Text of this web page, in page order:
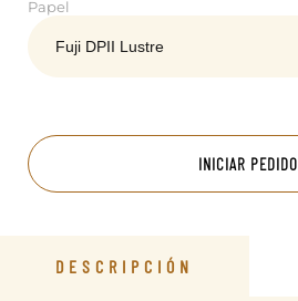
Papel
INICIAR PEDIDO
DESCRIPCIÓN